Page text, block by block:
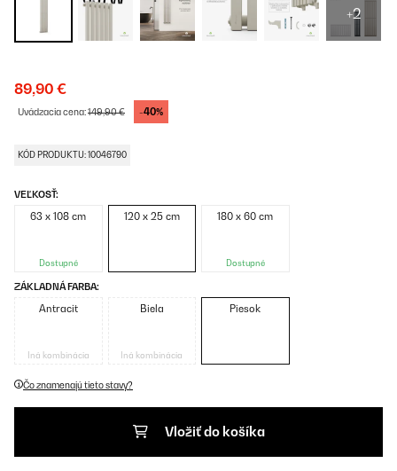
+2
89,90 €
Uvádzacia cena:149,90 € -40%
KÓD PRODUKTU: 10046790
VEĽKOSŤ:
63 x 108 cm
Dostupné
120 x 25 cm 180 x 60 cm
Dostupné
ZÁKLADNÁ FARBA:
Antracit
Iná kombinácia
Biela
Iná kombinácia
Piesok
Čo znamenajú tieto stavy?
Vložiť do košíka